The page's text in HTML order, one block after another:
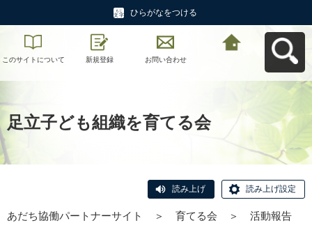
ひらがなをつける
このサイトについて 新規登録 お問い合わせ
足立子ども組織を育てる会
読み上げ 読み上げ設定
あだち協働パートナーサイト ＞ 育てる会 ＞
活動報告